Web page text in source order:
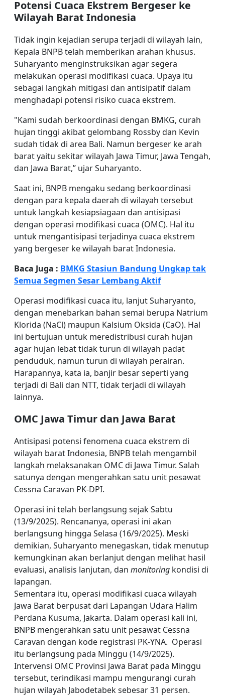
Potensi Cuaca Ekstrem Bergeser ke
Wilayah Barat Indonesia
Tidak ingin kejadian serupa terjadi di wilayah lain,
Kepala BNPB telah memberikan arahan khusus.
Suharyanto menginstruksikan agar segera
melakukan operasi modifikasi cuaca. Upaya itu
sebagai langkah mitigasi dan antisipatif dalam
menghadapi potensi risiko cuaca ekstrem.
"Kami sudah berkoordinasi dengan BMKG, curah
hujan tinggi akibat gelombang Rossby dan Kevin
sudah tidak di area Bali. Namun bergeser ke arah
barat yaitu sekitar wilayah Jawa Timur, Jawa Tengah,
dan Jawa Barat,” ujar Suharyanto.
Saat ini, BNPB mengaku sedang berkoordinasi
dengan para kepala daerah di wilayah tersebut
untuk langkah kesiapsiagaan dan antisipasi
dengan operasi modifikasi cuaca (OMC). Hal itu
untuk mengantisipasi terjadinya cuaca ekstrem
yang bergeser ke wilayah barat Indonesia.
Baca Juga : BMKG Stasiun Bandung Ungkap tak
Semua Segmen Sesar Lembang Aktif
Operasi modifikasi cuaca itu, lanjut Suharyanto,
dengan menebarkan bahan semai berupa Natrium
Klorida (NaCl) maupun Kalsium Oksida (CaO). Hal
ini bertujuan untuk meredistribusi curah hujan
agar hujan lebat tidak turun di wilayah padat
penduduk, namun turun di wilayah perairan.
Harapannya, kata ia, banjir besar seperti yang
terjadi di Bali dan NTT, tidak terjadi di wilayah
lainnya.
OMC Jawa Timur dan Jawa Barat
Antisipasi potensi fenomena cuaca ekstrem di
wilayah barat Indonesia, BNPB telah mengambil
langkah melaksanakan OMC di Jawa Timur. Salah
satunya dengan mengerahkan satu unit pesawat
Cessna Caravan PK-DPI.
Operasi ini telah berlangsung sejak Sabtu
(13/9/2025). Rencananya, operasi ini akan
berlangsung hingga Selasa (16/9/2025). Meski
demikian, Suharyanto menegaskan, tidak menutup
kemungkinan akan berlanjut dengan melihat hasil
evaluasi, analisis lanjutan, dan monitoring kondisi di
lapangan.
Sementara itu, operasi modifikasi cuaca wilayah
Jawa Barat berpusat dari Lapangan Udara Halim
Perdana Kusuma, Jakarta. Dalam operasi kali ini,
BNPB mengerahkan satu unit pesawat Cessna
Caravan dengan kode registrasi PK-YNA. Operasi
itu berlangsung pada Minggu (14/9/2025).
Intervensi OMC Provinsi Jawa Barat pada Minggu
tersebut, terindikasi mampu mengurangi curah
hujan wilayah Jabodetabek sebesar 31 persen.